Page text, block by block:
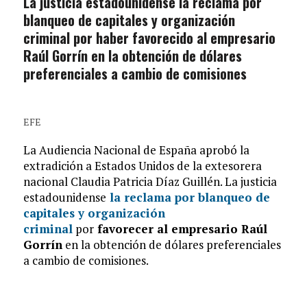
blanqueo de capitales y organización
criminal por haber favorecido al empresario
Raúl Gorrín en la obtención de dólares
preferenciales a cambio de comisiones
EFE
La Audiencia Nacional de España aprobó la
extradición a Estados Unidos de la extesorera
nacional Claudia Patricia Díaz Guillén. La justicia
estadounidense la reclama por blanqueo de
capitales y organización
criminalporfavorecer al empresario Raúl
Gorrínen la obtención de dólares preferenciales
a cambio de comisiones.